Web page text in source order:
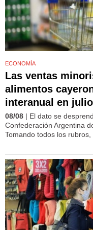
ECONOMÍA
Las ventas
alimentos
interanual en julio
08/08 | El dato se
Confederación Argentina
Tomando todos los rubros,